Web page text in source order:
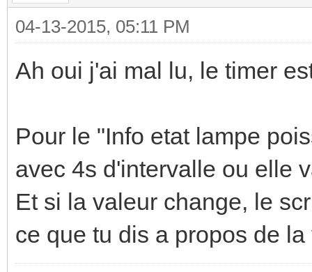
04-13-2015, 05:11 PM
Ah oui j'ai mal lu, le timer
Pour le "Info etat lampe
avec 4s d'intervalle ou elle
Et si la valeur change, le
ce que tu dis a propos de